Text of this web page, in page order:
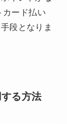
カード払い
段となりま
る方法